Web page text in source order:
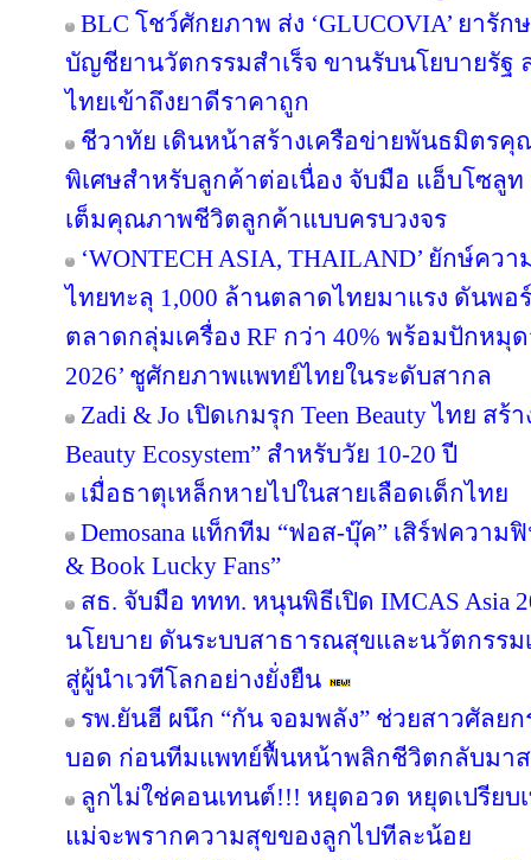
BLC โชว์ศักยภาพ ส่ง ‘GLUCOVIA’ ยารั
บัญชียานวัตกรรมสำเร็จ ขานรับนโยบายรัฐ
ไทยเข้าถึงยาดีราคาถูก
ชีวาทัย เดินหน้าสร้างเครือข่ายพันธมิตร
พิเศษสำหรับลูกค้าต่อเนื่อง จับมือ แอ็บโซลู
เต็มคุณภาพชีวิตลูกค้าแบบครบวงจร
‘WONTECH ASIA, THAILAND’ ยักษ์คว
ไทยทะลุ 1,000 ล้านตลาดไทยมาแรง ดันพอ
ตลาดกลุ่มเครื่อง RF กว่า 40% พร้อมปักหมุด
2026’ ชูศักยภาพแพทย์ไทยในระดับสากล
Zadi & Jo เปิดเกมรุก Teen Beauty ไทย สร้
Beauty Ecosystem” สำหรับวัย 10-20 ปี
เมื่อธาตุเหล็กหายไปในสายเลือดเด็กไทย
Demosana แท็กทีม “ฟอส-บุ๊ค” เสิร์ฟความ
& Book Lucky Fans”
สธ. จับมือ ททท. หนุนพิธีเปิด IMCAS Asia
นโยบาย ดันระบบสาธารณสุขและนวัตกรรม
สู่ผู้นำเวทีโลกอย่างยั่งยืน
รพ.ยันฮี ผนึก “กัน จอมพลัง” ช่วยสาวศัลย
บอด ก่อนทีมแพทย์ฟื้นหน้าพลิกชีวิตกลับมาส
ลูกไม่ใช่คอนเทนต์!!! หยุดอวด หยุดเปรีย
แม่จะพรากความสุขของลูกไปทีละน้อย